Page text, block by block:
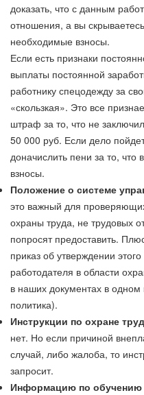
доказать, что с данным
отношения, а вы
необходимые взносы.
Если есть признаки
выплаты постоянной
работнику спецодежду за
«скользкая». Это все
штраф за то, что не
50 000 руб. Если дело
доначислить пени за то, что
взносы.
Положение о системе
это важный для
охраны труда, не трудовых
попросят предоставить.
приказ об утверждении
работодателя в области
в наших документах в
политика).
Инструкции по охране
нет. Но если причиной
случай, либо жалоба, то
запросит.
Информацию по обучению